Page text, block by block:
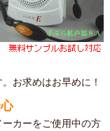
お求めはお早めに！
カーをご使用中の方